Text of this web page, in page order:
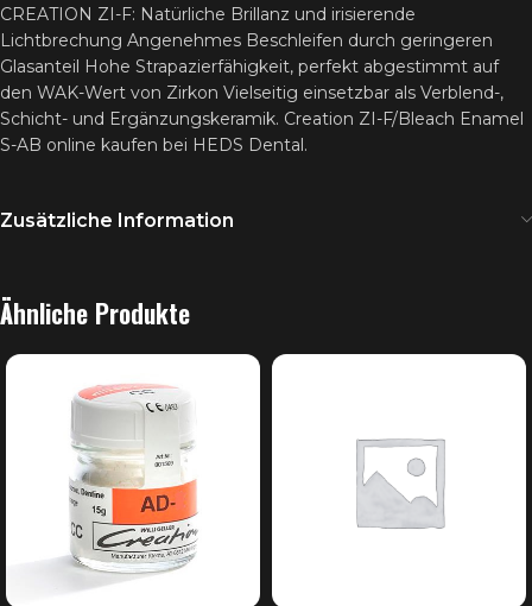
CREATION ZI-F: Natürliche Brillanz und irisierende
Lichtbrechung Angenehmes Beschleifen durch geringeren
Glasanteil Hohe Strapazierfähigkeit, perfekt abgestimmt auf
den WAK-Wert von Zirkon Vielseitig einsetzbar als Verblend-,
Schicht- und Ergänzungskeramik. Creation ZI-F/Bleach Enamel
S-AB online kaufen bei HEDS Dental.
Zusätzliche Information
Ähnliche Produkte